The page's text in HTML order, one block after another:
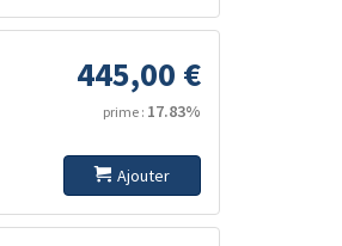
445,00 €
prime : 17.83%
Ajouter